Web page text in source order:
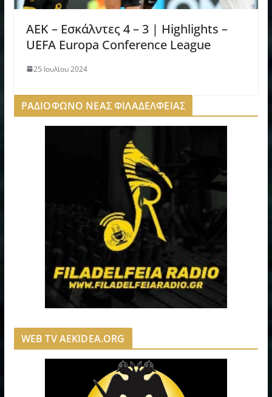
ΑΕΚ – Εσκάλντες 4 – 3 | Highlights –
UEFA Europa Conference League
25 Ιουλίου 2024
ΡΑΔΙΟΦΩΝΟ ΝΕΑΣ ΦΙΛΑΔΕΛΦΕΙΑΣ
WEB TV AEKIDEA.ORG